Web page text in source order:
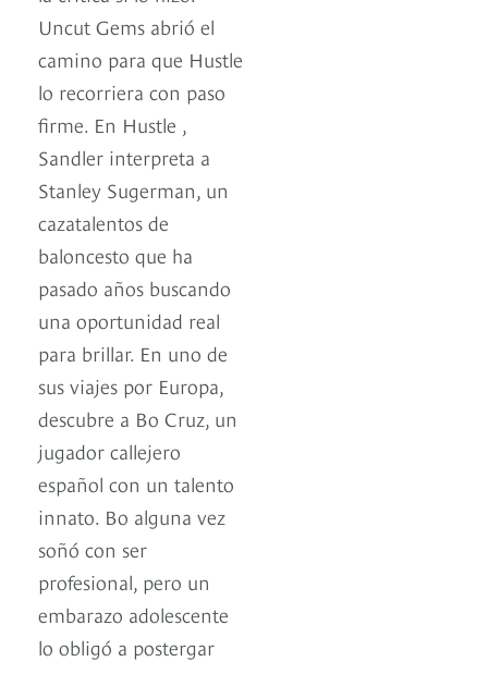
Uncut Gems abrió el
camino para que Hustle
lo recorriera con paso
firme. En Hustle ,
Sandler interpreta a
Stanley Sugerman, un
cazatalentos de
baloncesto que ha
pasado años buscando
una oportunidad real
para brillar. En uno de
sus viajes por Europa,
descubre a Bo Cruz, un
jugador callejero
español con un talento
innato. Bo alguna vez
soñó con ser
profesional, pero un
embarazo adolescente
lo obligó a postergar